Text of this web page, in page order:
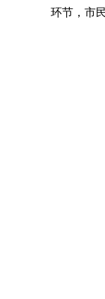
环节，市